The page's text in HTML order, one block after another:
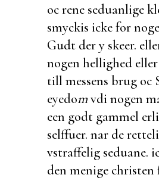
oc rene seduanlige
smyckis icke for
Gudt der y skeer.
nogen hellighed
till messens brug oc
eyedomvdi nogen
een godt gammel
selffuer. nar de
vstraffelig seduane.
den menige